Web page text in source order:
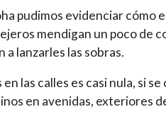
pudimos evidenciar cómo
mendigan un poco de
a lanzarles las sobras.
las calles es casi nula, si se
en avenidas, exteriores